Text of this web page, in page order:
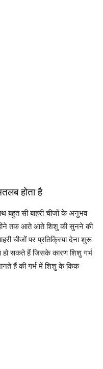
होता है
सी बाहरी चीजों के अनुभव
तक आते आते शिशु की सुनने की
चीजों पर प्रतिक्रिया देना शुरू
सकते हैं जिसके कारण शिशु गर्भ
हैं की गर्भ में शिशु के किक